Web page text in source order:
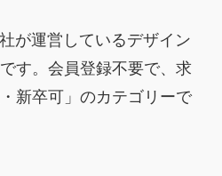
が運営しているデザイン
す。会員登録不要で、求
新卒可」のカテゴリーで